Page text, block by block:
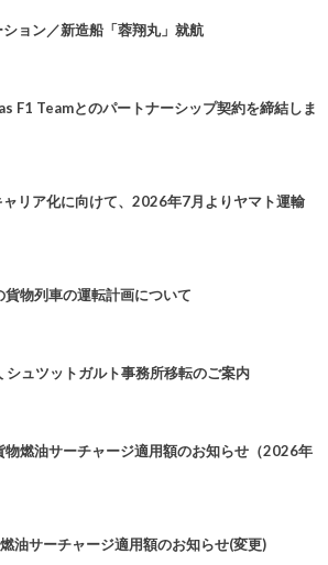
ョン／新造船「蓉翔丸」就航
F1 Teamとのパートナーシップ契約を締結しま
ャリア化に向けて、2026年7月よりヤマト運輸
物列車の運転計画について
シュツットガルト事務所移転のご案内
物燃油サーチャージ適用額のお知らせ（2026年
サーチャージ適用額のお知らせ(変更)